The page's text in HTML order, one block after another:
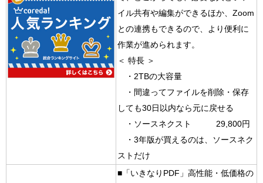
イル共有や編集ができるほか、 Zoom
との連携もできるので、より便利に
作業が進められます。
＜ 特長 ＞
・2TBの大容量
・間違ってファイルを削除・保存
しても30日以内なら元に戻せる
・ ソースネクスト 29,800円
・3年版が買えるのは、ソースネク
ストだけ
■「いきなりPDF」高性能・低価格の